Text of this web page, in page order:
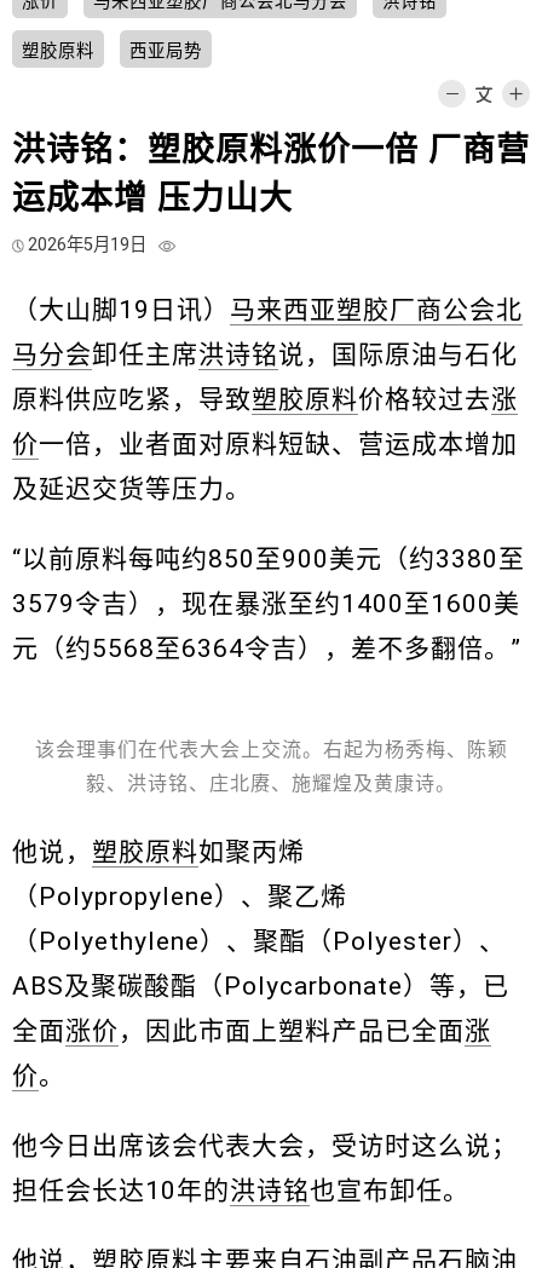
塑胶原料 西亚局势
洪诗铭：塑胶原料涨价一倍 厂商营
运成本增 压力山大
2026年5月19日
（大山脚19日讯） 马来西亚塑胶厂商公会北
马分会卸任主席洪诗铭说，国际原油与石化
原料供应吃紧，导致塑胶原料价格较过去涨
价一倍，业者面对原料短缺、营运成本增加
及延迟交货等压力。
“以前原料每吨约850至900美元（约3380至
3579令吉），现在暴涨至约1400至1600美
元（约5568至6364令吉），差不多翻倍。”
该会理事们在代表大会上交流。右起为杨秀梅、陈颖
毅、洪诗铭、庄北赓、施耀煌及黄康诗。
他说， 塑胶原料如聚丙烯
（Polypropylene）、聚乙烯
（Polyethylene）、聚酯（Polyester）、
ABS及聚碳酸酯（Polycarbonate）等，已
全面涨价，因此市面上塑料产品已全面涨
价。
他今日出席该会代表大会，受访时这么说；
担任会长达10年的洪诗铭也宣布卸任。
他说， 塑胶原料主要来自石油副产品石脑油